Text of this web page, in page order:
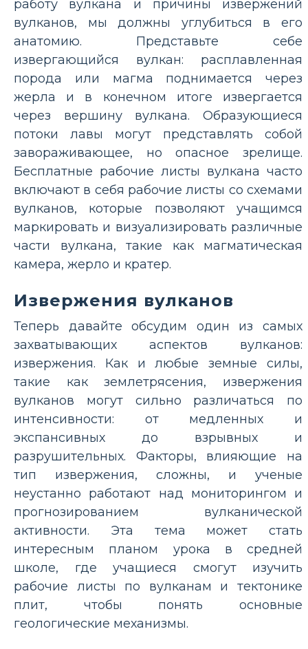
работу вулкана и причины извержений
вулканов, мы должны углубиться в его
анатомию. Представьте себе
извергающийся вулкан: расплавленная
порода или магма поднимается через
жерла и в конечном итоге извергается
через вершину вулкана. Образующиеся
потоки лавы могут представлять собой
завораживающее, но опасное зрелище.
Бесплатные рабочие листы вулкана часто
включают в себя рабочие листы со схемами
вулканов, которые позволяют учащимся
маркировать и визуализировать различные
части вулкана, такие как магматическая
камера, жерло и кратер.
Извержения вулканов
Теперь давайте обсудим один из самых
захватывающих аспектов вулканов:
извержения. Как и любые земные силы,
такие как землетрясения, извержения
вулканов могут сильно различаться по
интенсивности: от медленных и
экспансивных до взрывных и
разрушительных. Факторы, влияющие на
тип извержения, сложны, и ученые
неустанно работают над мониторингом и
прогнозированием вулканической
активности. Эта тема может стать
интересным планом урока в средней
школе, где учащиеся смогут изучить
рабочие листы по вулканам и тектонике
плит, чтобы понять основные
геологические механизмы.